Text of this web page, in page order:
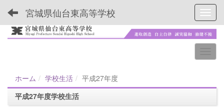
宮城県仙台東高等学校
ホーム 学校生活
平成27年度
平成27年度学校生活